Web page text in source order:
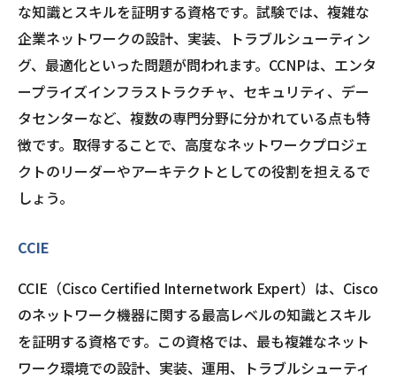
な知識とスキルを証明する資格です。試験では、複雑な
企業ネットワークの設計、実装、トラブルシューティン
グ、最適化といった問題が問われます。CCNPは、エンタ
ープライズインフラストラクチャ、セキュリティ、デー
タセンターなど、複数の専門分野に分かれている点も特
徴です。取得することで、高度なネットワークプロジェ
クトのリーダーやアーキテクトとしての役割を担えるで
しょう。
CCIE
CCIE（Cisco Certified Internetwork Expert）は、Cisco
のネットワーク機器に関する最高レベルの知識とスキル
を証明する資格です。この資格では、最も複雑なネット
ワーク環境での設計、実装、運用、トラブルシューティ